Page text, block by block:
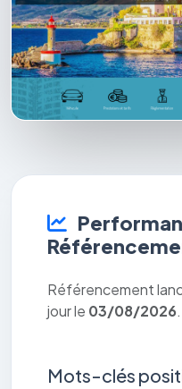
Référencement
jour le 03/08/2026.
Mots-clés